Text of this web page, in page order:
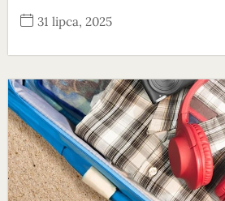
31 lipca, 2025